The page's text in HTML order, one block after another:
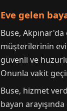
Eve gelen
Buse,
müşterilerinin
güvenli ve
Onunla vakit
Buse, hizmet
bayan